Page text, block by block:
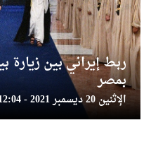
ربط إيراني بين زيارة
بمصر
الإثنين 20 ديسمبر 2021 - 09:12:04